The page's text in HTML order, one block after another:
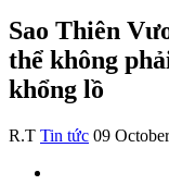
Sao Thiên
thể không
khổng lồ
R.T Tin tức 09